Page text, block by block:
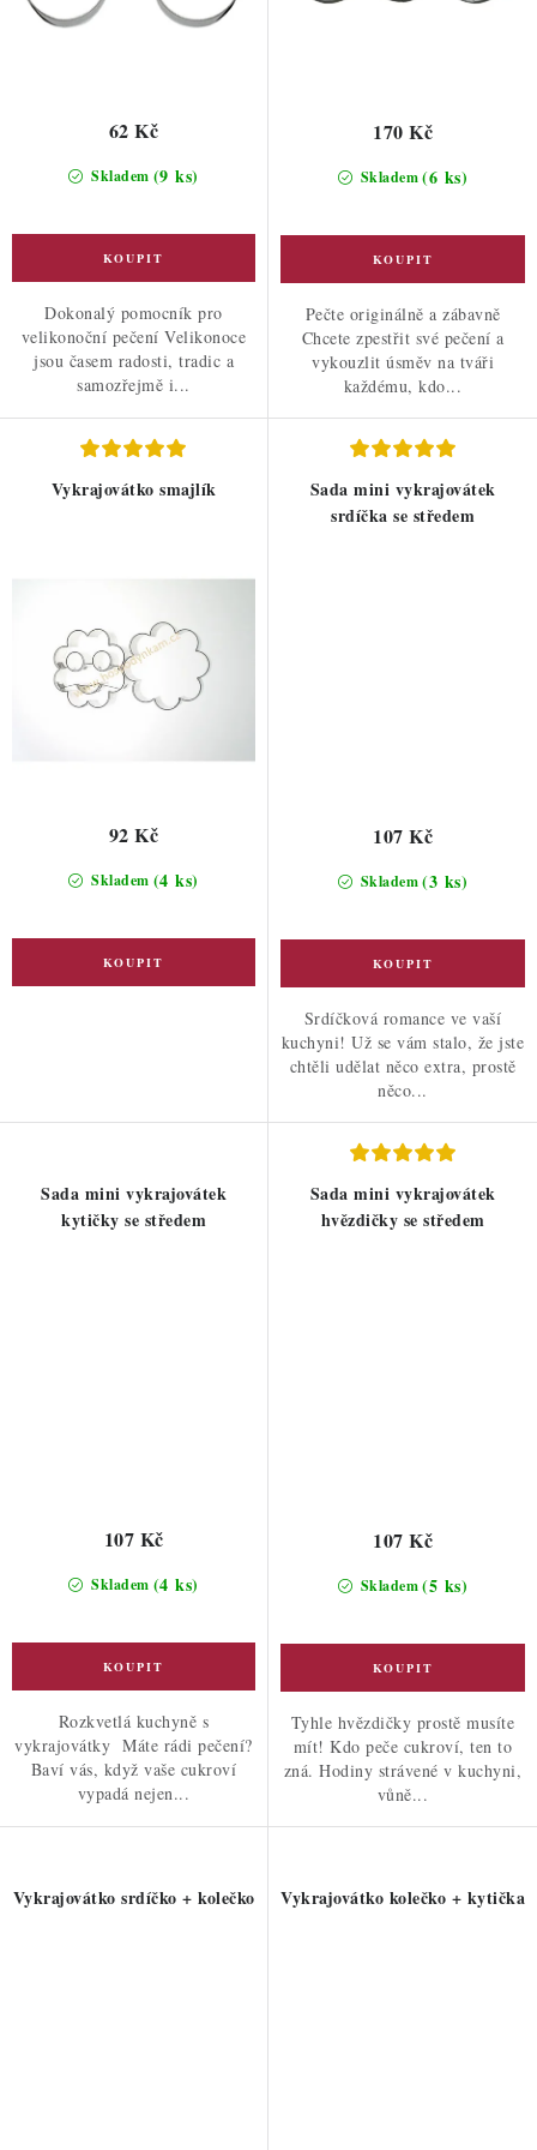
Skladem (9 ks)
62 Kč
Dokonalý pomocník pro
velikonoční pečení Velikonoce
jsou časem radosti, tradic a
samozřejmě i...
Skladem(6 ks)
170 Kč
Pečte originálně a zábavně
Chcete zpestřit své pečení a
vykouzlit úsměv na tváři
každému, kdo...
Vykrajovátko smajlík
Skladem (4 ks)
92 Kč
Sada mini vykrajovátek
srdíčka se středem
Skladem(3 ks)
107 Kč
Srdíčková romance ve vaší
kuchyni! Už se vám stalo, že jste
chtěli udělat něco extra, prostě
něco...
Sada mini vykrajovátek
kytičky se středem
Skladem (4 ks)
107 Kč
Rozkvetlá kuchyně s
vykrajovátky Máte rádi pečení?
Baví vás, když vaše cukroví
vypadá nejen...
Sada mini vykrajovátek
hvězdičky se středem
Skladem(5 ks)
107 Kč
Tyhle hvězdičky prostě musíte
mít! Kdo peče cukroví, ten to
zná. Hodiny strávené v kuchyni,
vůně...
Vykrajovátko srdíčko + kolečko Vykrajovátko kolečko + kytička